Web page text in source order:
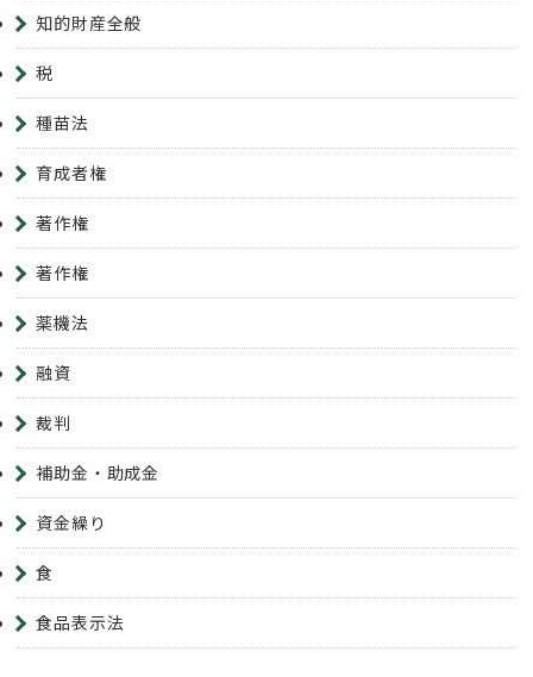
知的財産全般
税
種苗法
育成者権
著作権
著作権
薬機法
融資
裁判
補助金・助成金
資金繰り
食
食品表示法